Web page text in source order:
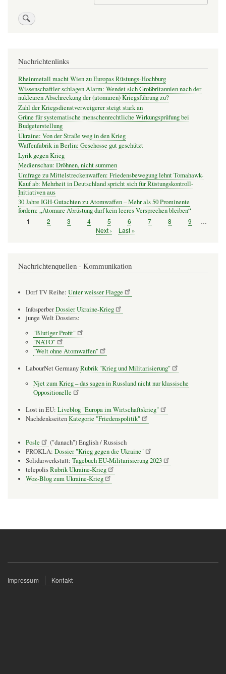
Nachrichtenlinks
Rheinmetall macht Wien zu Europas Rüstungs-Hochburg
Wissenschaftler schlagen Alarm: Wendet sich Großbritannien nach der
nuklearen Abschreckung der (atomaren) Kriegsführung zu?
Zahl der Kriegsdienstverweigerer steigt stark an
Grüne für systematische menschenrechtliche Wirkungsprüfung bei
Budgeterstellung
Ukraine: Von der Straße weg in den Krieg
Waffenfabrik in Berlin: Geschosse gut geschützt
Lyrik gegen Krieg
Medienschau: Dröhnen, nicht summen
Umfrage zu Mittelstreckenwaffen: Friedensbewegung lehnt Tomahawk-
Kauf ab: Mehrheit in Deutschland spricht sich für Rüstungskontroll-
Initiativen aus
30 Jahre IGH-Gutachten zu Atomwaffen – Mehr als 50 Prominente
fordern: „Atomare Abrüstung darf kein leeres Versprechen bleiben“
Seitennummerierung
Seite
1 Seite
2 Seite
3 Seite
4 Seite
5 Seite
6 Seite
7 Seite
8 Seite
9
…
Nächste
Next ›
Letzte
Last »
Nachrichtenquellen - Kommunikation
Dorf TV Reihe: Unter weisser Flagge
InfosperberDossier Ukraine-Krieg
junge Welt Dossiers:
"Blutiger Profit"
"NATO"
"Welt ohne Atomwaffen"
LabourNet GermanyRubrik "Krieg und Militarisierung"
Njet zum Krieg – das sagen in Russland nicht nur klassische
Oppositionelle
Lost in EU: Liveblog "Europa im Wirtschaftskrieg"
NachdenkseitenKategorie "Friedenspolitik"
Posle
("danach") English / Russisch
PROKLA: Dossier "Krieg gegen die Ukraine"
Solidarwerkstatt: Tagebuch EU-Militarisierung 2023
telepolisRubrik Ukraine-Krieg
Woz-Blog zum Ukraine-Krieg
Fußzeilenmenü
Impressum Kontakt